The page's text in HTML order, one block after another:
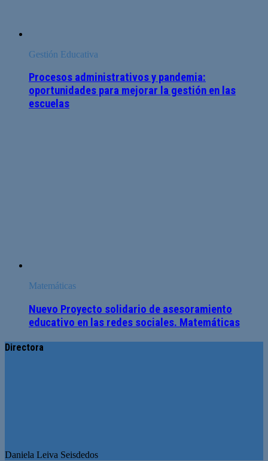
Gestión Educativa
Procesos administrativos y pandemia:
oportunidades para mejorar la gestión en las
escuelas
Matemáticas
Nuevo Proyecto solidario de asesoramiento
educativo en las redes sociales. Matemáticas
Directora
Daniela Leiva Seisdedos